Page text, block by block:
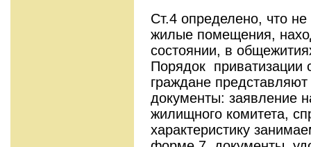
Ст.4 определено, что
жилые помещения,
состоянии, в
Порядок приватизации
граждане
документы: заявление
жилищного комитета,
характеристику